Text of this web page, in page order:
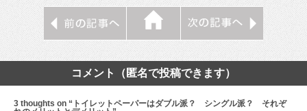
コメント（匿名で投稿できます）
3 thoughts on “トイレットペーパーはダブル派？ シングル派？ それぞ